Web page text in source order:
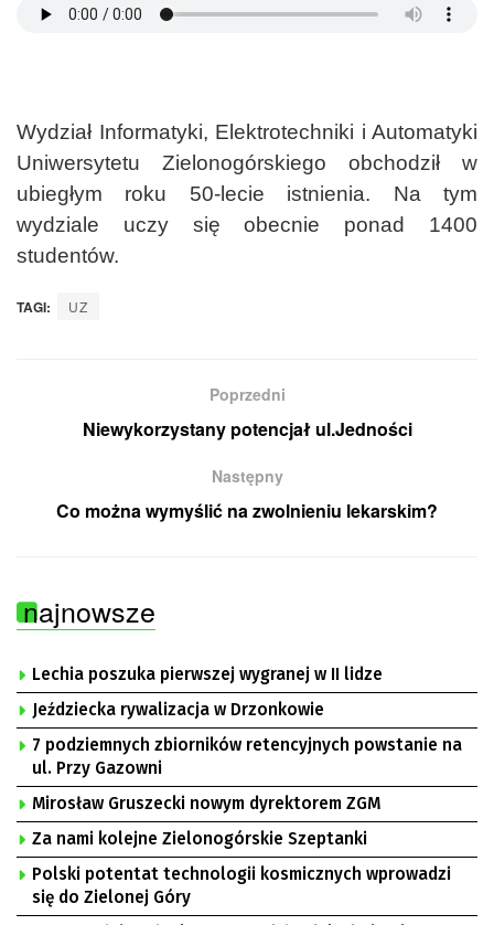
Wydział Informatyki, Elektrotechniki i Automatyki
Uniwersytetu Zielonogórskiego obchodził w
ubiegłym roku 50-lecie istnienia. Na tym
wydziale uczy się obecnie ponad 1400
studentów.
TAGI: UZ
Poprzedni
Niewykorzystany potencjał ul.Jedności
Następny
Co można wymyślić na zwolnieniu lekarskim?
najnowsze
Lechia poszuka pierwszej wygranej w II lidze
Jeździecka rywalizacja w Drzonkowie
7 podziemnych zbiorników retencyjnych powstanie na
ul. Przy Gazowni
Mirosław Gruszecki nowym dyrektorem ZGM
Za nami kolejne Zielonogórskie Szeptanki
Polski potentat technologii kosmicznych wprowadzi
się do Zielonej Góry